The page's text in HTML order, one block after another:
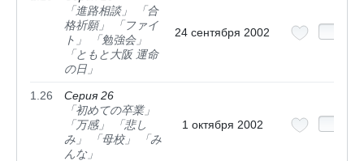
「進路相談」 「合
格祈願」 「ファイ
ト」 「勉強会」
「ともと大阪 運命
の日」
24 сентября 2002
1.26
Серия 26
「初めての卒業」
「万感」 「悲し
み」 「母校」 「み
んな」
1 октября 2002